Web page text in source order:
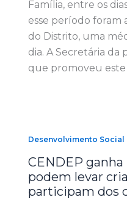
Família, entre os
esse período foram
do Distrito, uma
dia. A Secretária da
que promoveu
Desenvolvimento Social
CENDEP
podem levar
participam dos